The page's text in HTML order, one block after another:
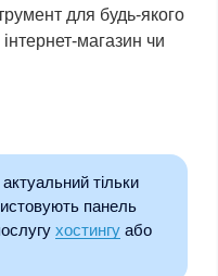
для будь-якого
магазин чи
тільки
панель
хостингуабо